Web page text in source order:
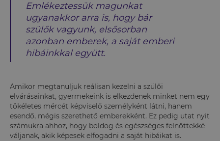
Emlékeztessük magunkat
ugyanakkor arra is, hogy bár
szülők vagyunk, elsősorban
azonban emberek, a saját emberi
hibáinkkal együtt.
Amikor megtanuljuk reálisan kezelni a szülői
elvárásainkat, gyermekeink is elkezdenek minket nem egy
tökéletes mércét képviselő személyként látni, hanem
esendő, mégis szerethető emberekként. Ez pedig utat nyit
számukra ahhoz, hogy boldog és egészséges felnőttekké
váljanak, akik képesek elfogadni a saját hibáikat is.